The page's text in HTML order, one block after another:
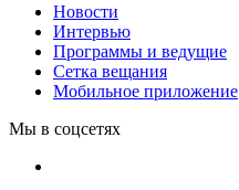
Новости
Интервью
Программы и ведущие
Сетка вещания
Мобильное приложение
Мы в соцсетях